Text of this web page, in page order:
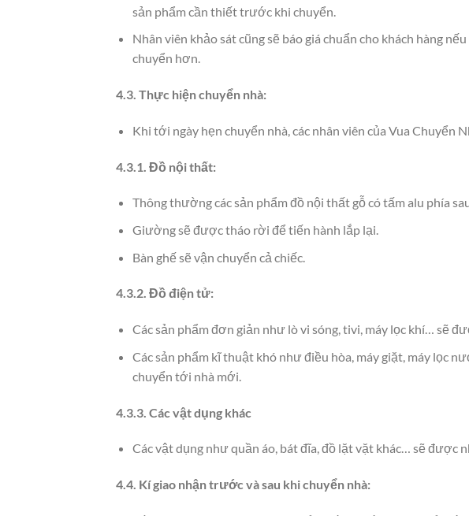
sản phẩm cần thiết trước khi chuyển.
Nhân viên khảo sát cũng sẽ báo giá chuẩn cho khách hàng
chuyển hơn.
4.3. Thực hiện chuyển nhà:
Khi tới ngày hẹn chuyển nhà, các nhân viên của Vua Chuyển
4.3.1. Đồ nội thất:
Thông thường các sản phẩm đồ nội thất gỗ có tấm alu phía
Giường sẽ được tháo rời để tiến hành lắp lại.
Bàn ghế sẽ vận chuyển cả chiếc.
4.3.2. Đồ điện tử:
Các sản phẩm đơn giản như lò vi sóng, tivi, máy lọc khí… sẽ
Các sản phẩm kĩ thuật khó như điều hòa, máy giặt, máy lọc
chuyển tới nhà mới.
4.3.3. Các vật dụng khác
Các vật dụng như quần áo, bát đĩa, đồ lặt vặt khác… sẽ được
4.4. Kí giao nhận trước và sau khi chuyển nhà: